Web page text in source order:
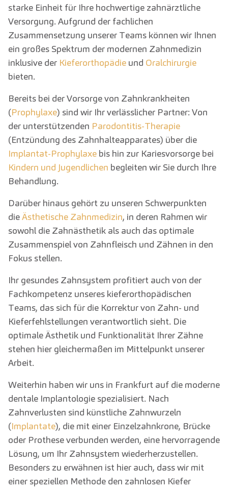
starke Einheit für Ihre hochwertige zahnärztliche
Versorgung. Aufgrund der fachlichen
Zusammensetzung unserer Teams können wir Ihnen
ein großes Spektrum der modernen Zahnmedizin
inklusive der Kieferorthopädie und Oralchirurgie
bieten.
Bereits bei der Vorsorge von Zahnkrankheiten
(Prophylaxe) sind wir Ihr verlässlicher Partner: Von
der unterstützenden Parodontitis-Therapie
(Entzündung des Zahnhalteapparates) über die
Implantat-Prophylaxe bis hin zur Kariesvorsorge bei
Kindern und Jugendlichen begleiten wir Sie durch Ihre
Behandlung.
Darüber hinaus gehört zu unseren Schwerpunkten
dieÄsthetische Zahnmedizin, in deren Rahmen wir
sowohl die Zahnästhetik als auch das optimale
Zusammenspiel von Zahnfleisch und Zähnen in den
Fokus stellen.
Ihr gesundes Zahnsystem profitiert auch von der
Fachkompetenz unseres kieferorthopädischen
Teams, das sich für die Korrektur von Zahn- und
Kieferfehlstellungen verantwortlich sieht. Die
optimale Ästhetik und Funktionalität Ihrer Zähne
stehen hier gleichermaßen im Mittelpunkt unserer
Arbeit.
Weiterhin haben wir uns in Frankfurt auf die moderne
dentale Implantologie spezialisiert. Nach
Zahnverlusten sind künstliche Zahnwurzeln
(Implantate), die mit einer Einzelzahnkrone, Brücke
oder Prothese verbunden werden, eine hervorragende
Lösung, um Ihr Zahnsystem wiederherzustellen.
Besonders zu erwähnen ist hier auch, dass wir mit
einer speziellen Methode den zahnlosen Kiefer